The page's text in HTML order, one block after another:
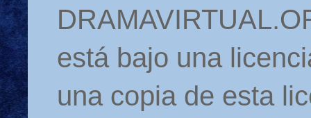
está bajo una
una copia de esta